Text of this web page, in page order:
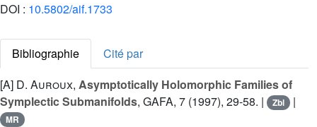
DOI : 10.5802/aif.1733
Bibliographie
Cité par
[A] D. Auroux, Asymptotically Holomorphic Families of
Symplectic Submanifolds, GAFA, 7 (1997), 29-58. | Zbl |
MR